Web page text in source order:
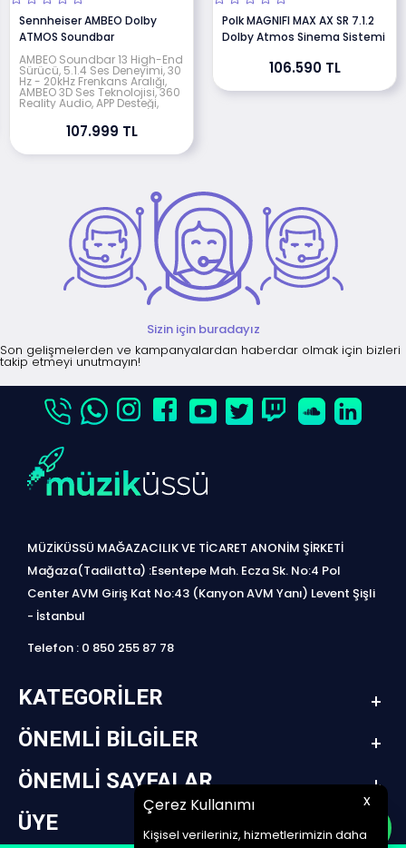
Çerez Kullanımı x
Kişisel verileriniz, hizmetlerimizin daha
Sennheiser AMBEO Dolby
ATMOS Soundbar
AMBEO Soundbar 13 High-End
Sürücü, 5.1.4 Ses Deneyimi, 30
Hz - 20kHz Frenkans Aralığı,
AMBEO 3D Ses Teknolojisi, 360
Reality Audio, APP Desteği,
107.999 TL
Polk MAGNIFI MAX AX SR 7.1.2
Dolby Atmos Sinema Sistemi
106.590 TL
Sizin için buradayız
Son gelişmelerden ve kampanyalardan haberdar olmak için bizleri
takip etmeyi unutmayın!
MÜZİKÜSSÜ MAĞAZACILIK VE TİCARET ANONİM ŞİRKETİ
Mağaza(Tadilatta) :Esentepe Mah. Ecza Sk. No:4 Pol
Center AVM Giriş Kat No:43 (Kanyon AVM Yanı) Levent Şişli
- İstanbul
Telefon : 0 850 255 87 78
KATEGORILER
ÖNEMLI BILGILER
ÖNEMLI SAYFALAR
ÜYE